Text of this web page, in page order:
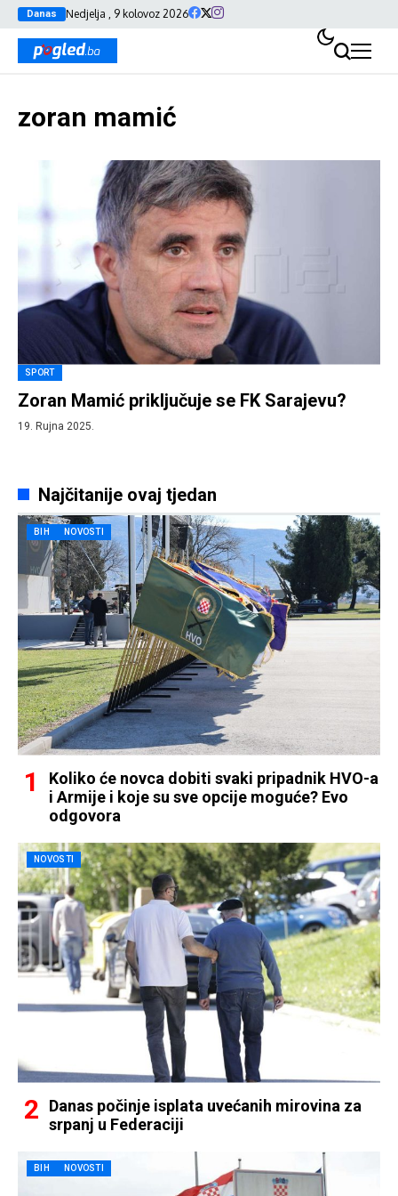
Danas Nedjelja , 9 kolovoz 2026
zoran mamić
SPORT
Zoran Mamić priključuje se FK Sarajevu?
19. Rujna 2025.
Najčitanije ovaj tjedan
BIH NOVOSTI
Koliko će novca dobiti svaki pripadnik HVO-a
i Armije i koje su sve opcije moguće? Evo
odgovora
NOVOSTI
Danas počinje isplata uvećanih mirovina za
srpanj u Federaciji
BIH NOVOSTI